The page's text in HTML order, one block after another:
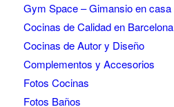
Gym Space – Gimansio en casa
Cocinas de Calidad en Barcelona
Cocinas de Autor y Diseño
Complementos y Accesorios
Fotos Cocinas
Fotos Baños